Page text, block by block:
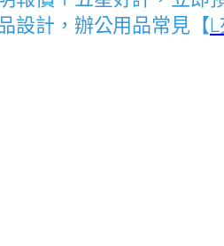
設計，辦公用品常見【